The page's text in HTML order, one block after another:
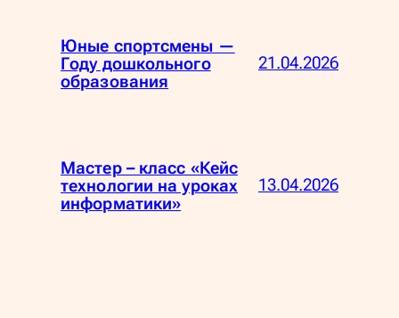
Юные спортсмены —
Году дошкольного
образования
21.04.2026
Мастер – класс «Кейс
технологии на уроках
информатики»
13.04.2026